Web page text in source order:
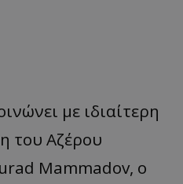
με ιδιαίτερη
του Αζέρου
Mammadov, ο